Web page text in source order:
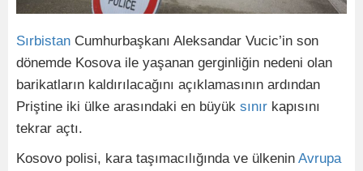
Sırbistan Cumhurbaşkanı Aleksandar Vucic’in son
dönemde Kosova ile yaşanan gerginliğin nedeni olan
barikatların kaldırılacağını açıklamasının ardından
Priştine iki ülke arasındaki en büyük sınır kapısını
tekrar açtı.
Kosovo polisi, kara taşımacılığında ve ülkenin Avrupa